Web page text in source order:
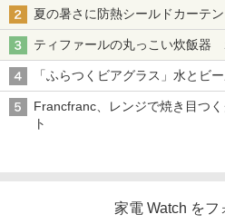
夏の暑さに防熱シールドカーテ
ティファールの丸っこい炊飯器
「ふらつくビアグラス」水とビ
Francfranc、レンジで焼き目つ
ト
家電 Watch をフ